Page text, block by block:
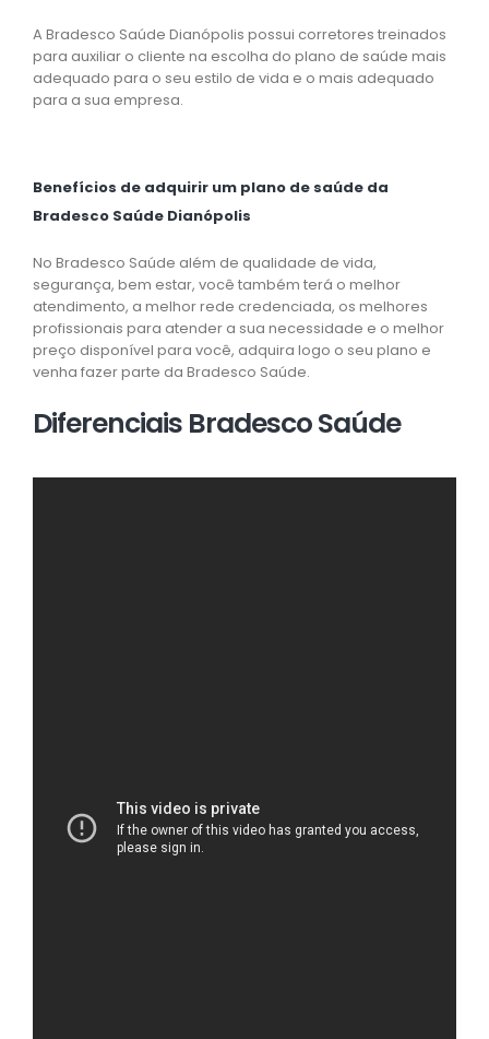
A Bradesco Saúde Dianópolis possui corretores treinados
para auxiliar o cliente na escolha do plano de saúde mais
adequado para o seu estilo de vida e o mais adequado
para a sua empresa.
Benefícios de adquirir um plano de saúde da
Bradesco Saúde Dianópolis
No Bradesco Saúde além de qualidade de vida,
segurança, bem estar, você também terá o melhor
atendimento, a melhor rede credenciada, os melhores
profissionais para atender a sua necessidade e o melhor
preço disponível para você, adquira logo o seu plano e
venha fazer parte da Bradesco Saúde.
Diferenciais Bradesco Saúde